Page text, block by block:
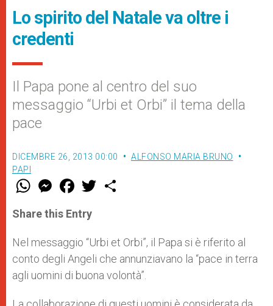
Lo spirito del Natale va oltre i
credenti
Il Papa pone al centro del suo
messaggio “Urbi et Orbi” il tema della
pace
DICEMBRE 26, 2013 00:00
ALFONSO MARIA BRUNO
PAPI
W
t
s
p
p
M
e
s
e
g
e
r
F
a
e
b
o
k
w
r
Share this Entry
Nel messaggio “Urbi et Orbi”, il Papa si è riferito al
conto degli Angeli che annunziavano la “pace in terra
agli uomini di buona volontà”.